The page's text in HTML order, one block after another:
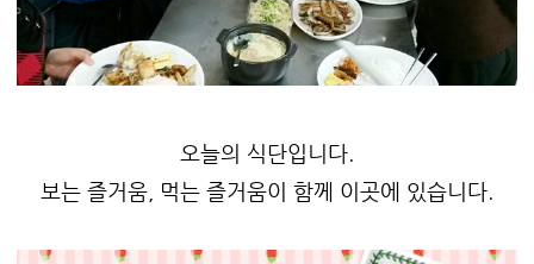
오늘의 식단입니다.
보는 즐거움, 먹는 즐거움이 함께 이곳에 있습니다.